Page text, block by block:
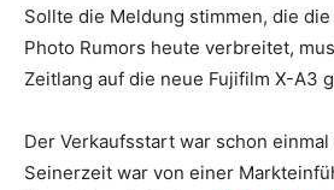
Sollte die Meldung stimmen, die
Photo Rumors heute verbreitet,
Zeitlang auf die neue Fujifilm X-A3
Der Verkaufsstart war schon
Seinerzeit war von einer